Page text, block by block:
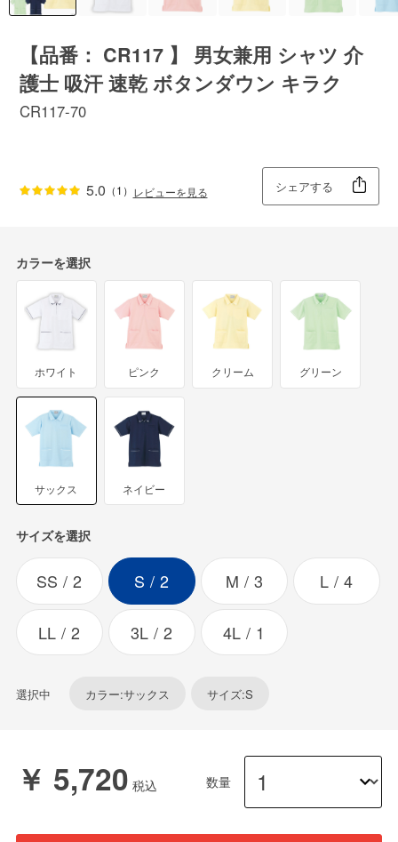
【品番： CR117 】 男女兼用 シャツ 介
護士 吸汗 速乾 ボタンダウン キラク
CR117-70
5.0 （1） レビューを見る シェアする
カラーを選択
ホワイト ピンク クリーム グリーン
サックス ネイビー
サイズを選択
SS 2 S 2 M 3 L 4
LL 2 3L 2 4L 1
選択中 カラー:サックス サイズ:S
￥ 5,720 数量